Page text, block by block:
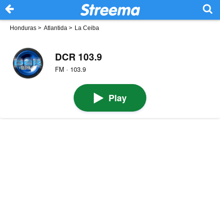
Honduras > Atlantida > La Ceiba
DCR 103.9
FM · 103.9
Play